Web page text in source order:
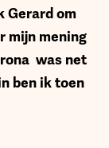
Gerard om
mijn mening
was net
ben ik toen